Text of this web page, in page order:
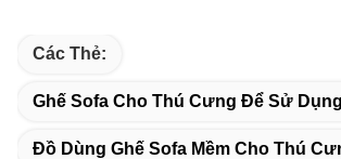
Các Thẻ:
Ghế Sofa Cho Thú Cưng Để Sử
Đồ Dùng Ghế Sofa Mềm Cho Thú